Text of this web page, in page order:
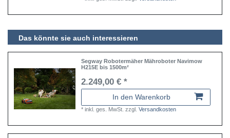
Das könnte sie auch interessieren
Segway Robotermäher Mähroboter Navimow
H215E bis 1500m²
2.249,00 € *
In den Warenkorb
*inkl. ges. MwSt. zzgl.Versandkosten